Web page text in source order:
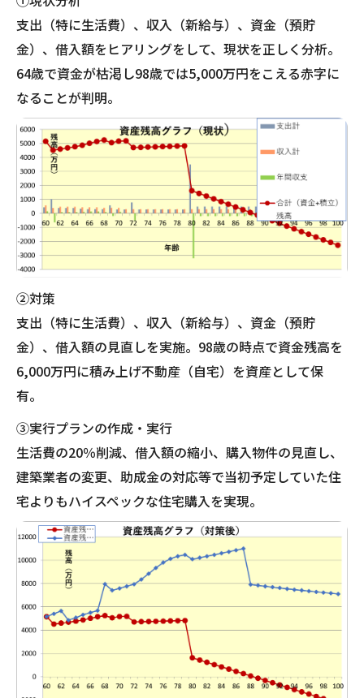
支出（特に生活費）、収入（新給与）、資金（預貯
金）、借入額をヒアリングをして、現状を正しく分析。
64歳で資金が枯渇し98歳では5,000万円をこえる赤字に
なることが判明。
②対策
支出（特に生活費）、収入（新給与）、資金（預貯
金）、借入額の見直しを実施。98歳の時点で資金残高を
6,000万円に積み上げ不動産（自宅）を資産として保
有。
③実行プランの作成・実行
生活費の20％削減、借入額の縮小、購入物件の見直し、
建築業者の変更、助成金の対応等で当初予定していた住
宅よりもハイスペックな住宅購入を実現。